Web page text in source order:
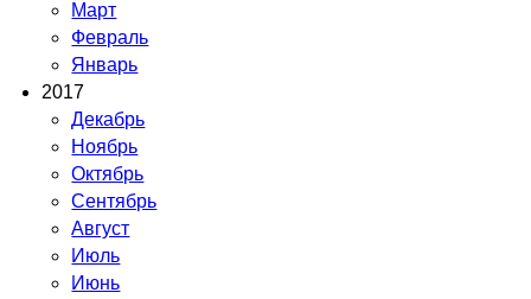
Март
Февраль
Январь
2017
Декабрь
Ноябрь
Октябрь
Сентябрь
Август
Июль
Июнь